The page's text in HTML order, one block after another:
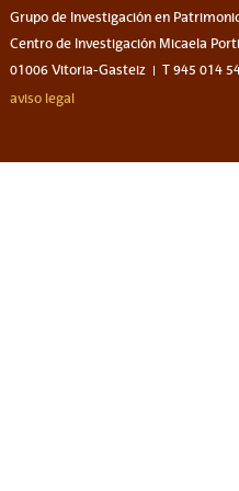
Grupo de Investigación en
Centro de Investigación Micaela
01006 Vitoria-Gasteiz
T 945 014
aviso legal